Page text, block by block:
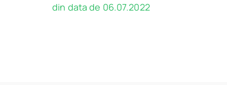
din data de 06.07.2022